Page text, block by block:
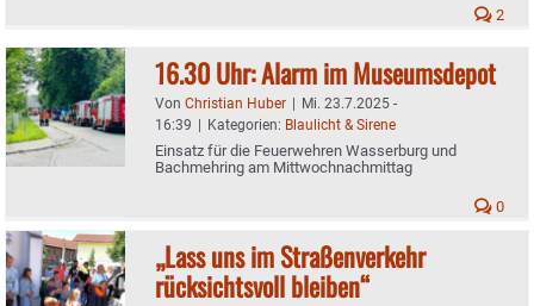
2
16.30 Uhr: Alarm im Museumsdepot
Von Christian Huber | Mi. 23.7.2025 -
16:39 | Kategorien: Blaulicht & Sirene
Einsatz für die Feuerwehren Wasserburg und
Bachmehring am Mittwochnachmittag
0
„Lass uns im Straßenverkehr
rücksichtsvoll bleiben“